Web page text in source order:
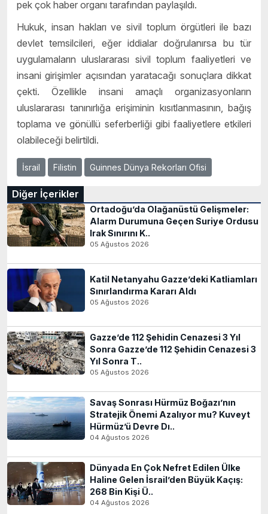
pek çok haber organı tarafından paylaşıldı.
Hukuk, insan hakları ve sivil toplum örgütleri ile bazı
devlet temsilcileri, eğer iddialar doğrulanırsa bu tür
uygulamaların uluslararası sivil toplum faaliyetleri ve
insani girişimler açısından yaratacağı sonuçlara dikkat
çekti. Özellikle insani amaçlı organizasyonların
uluslararası tanınırlığa erişiminin kısıtlanmasının, bağış
toplama ve gönüllü seferberliği gibi faaliyetlere etkileri
olabileceği belirtildi.
İsrail Filistin Guinnes Dünya Rekorları Ofisi
Diğer İçerikler
Ortadoğu’da Olağanüstü Gelişmeler:
Alarm Durumuna Geçen Suriye Ordusu
Irak Sınırını K..
05 Ağustos 2026
Katil Netanyahu Gazze’deki Katliamları
Sınırlandırma Kararı Aldı
05 Ağustos 2026
Gazze’de 112 Şehidin Cenazesi 3 Yıl
Sonra Gazze’de 112 Şehidin Cenazesi 3
Yıl Sonra T..
05 Ağustos 2026
Savaş Sonrası Hürmüz Boğazı’nın
Stratejik Önemi Azalıyor mu? Kuveyt
Hürmüz’ü Devre Dı..
04 Ağustos 2026
Dünyada En Çok Nefret Edilen Ülke
Haline Gelen İsrail’den Büyük Kaçış:
268 Bin Kişi Ü..
04 Ağustos 2026